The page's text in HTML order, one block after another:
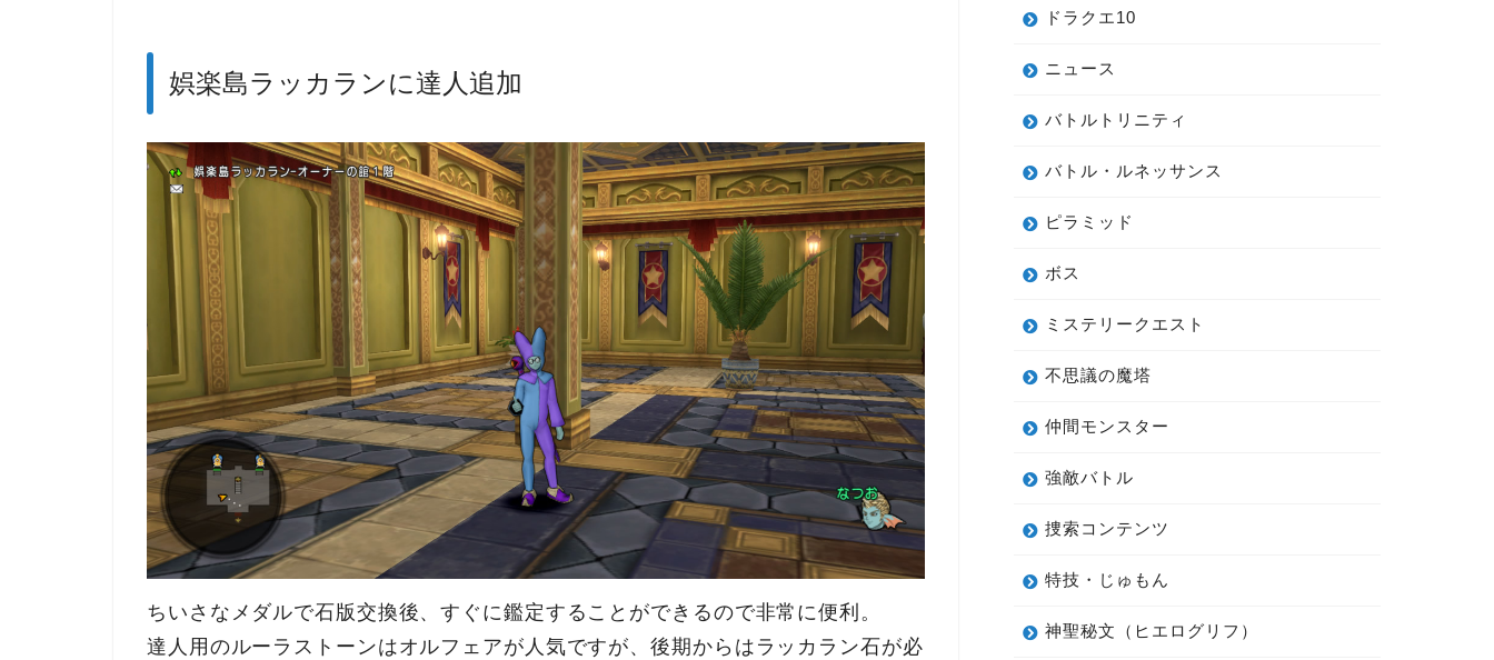
娯楽島ラッカランに達人追加
ちいさなメダルで石版交換後、すぐに鑑定することができるので非常に便利。
達人用のルーラストーンはオルフェアが人気ですが、後期からはラッカラン石が必
ドラクエ10
ニュース
バトルトリニティ
バトル・ルネッサンス
ピラミッド
ボス
ミステリークエスト
不思議の魔塔
仲間モンスター
強敵バトル
捜索コンテンツ
特技・じゅもん
神聖秘文（ヒエログリフ）